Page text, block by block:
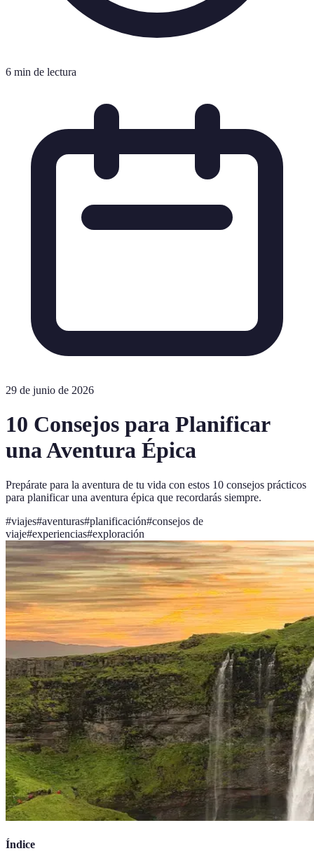
6 min de lectura
29 de junio de 2026
10 Consejos para Planificar
una Aventura Épica
Prepárate para la aventura de tu vida con estos 10 consejos prácticos
para planificar una aventura épica que recordarás siempre.
#viajes#aventuras#planificación#consejos de
viaje#experiencias#exploración
Índice